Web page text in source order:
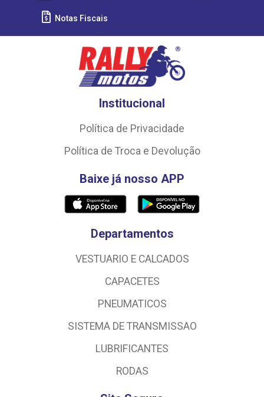
Notas Fiscais
Institucional
Política de Privacidade
Política de Troca e Devolução
Baixe já nosso APP
Departamentos
VESTUARIO E CALCADOS
CAPACETES
PNEUMATICOS
SISTEMA DE TRANSMISSAO
LUBRIFICANTES
RODAS